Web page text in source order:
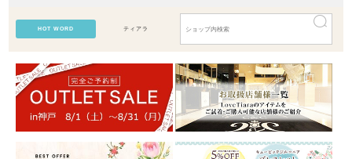
HOT WORD ティアラ